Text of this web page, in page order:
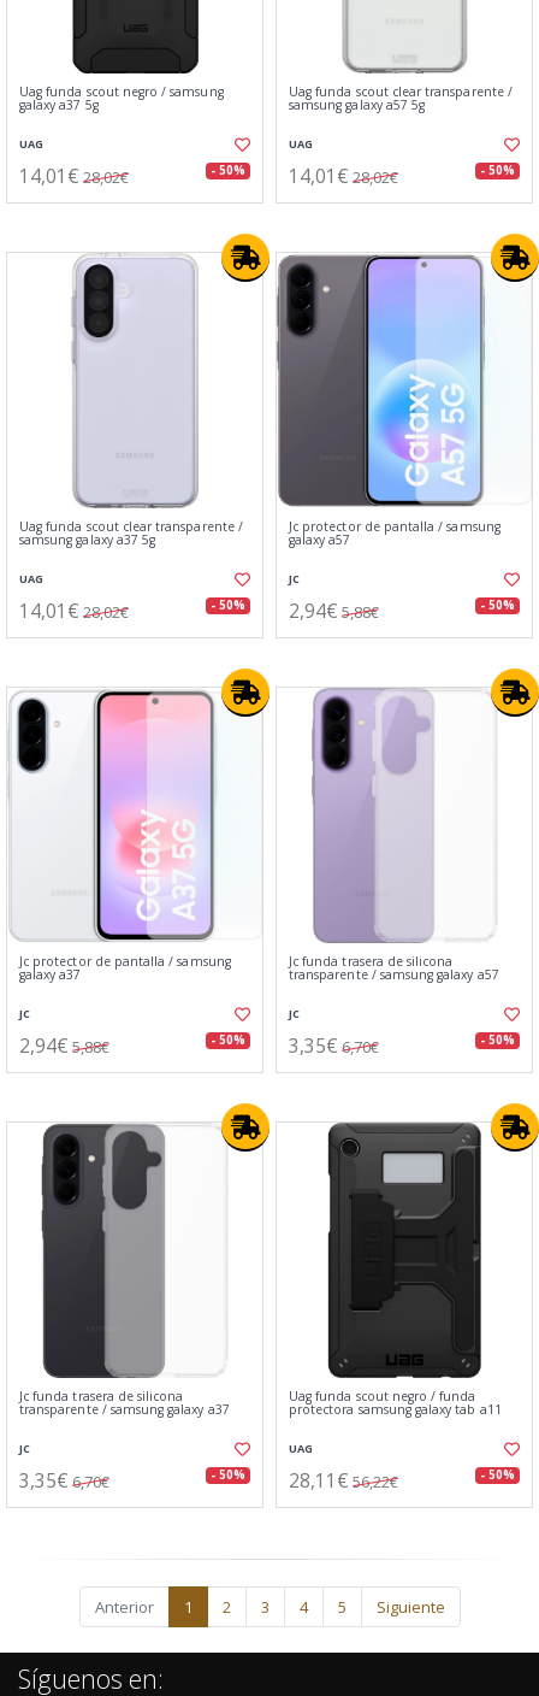
Uag funda scout negro / samsung
galaxy a37 5g
UAG
14,01€ 28,02€ - 50%
Uag funda scout clear transparente /
samsung galaxy a57 5g
UAG
14,01€ 28,02€ - 50%
Uag funda scout clear transparente /
samsung galaxy a37 5g
UAG
14,01€ 28,02€ - 50%
Jc protector de pantalla / samsung
galaxy a57
JC
2,94€ 5,88€ - 50%
Jc protector de pantalla / samsung
galaxy a37
JC
2,94€ 5,88€ - 50%
Jc funda trasera de silicona
transparente / samsung galaxy a57
JC
3,35€ 6,70€ - 50%
Jc funda trasera de silicona
transparente / samsung galaxy a37
JC
3,35€ 6,70€ - 50%
Uag funda scout negro / funda
protectora samsung galaxy tab a11
UAG
28,11€ 56,22€ - 50%
Anterior 1 2 3 4 5 Siguiente
Síguenos en: